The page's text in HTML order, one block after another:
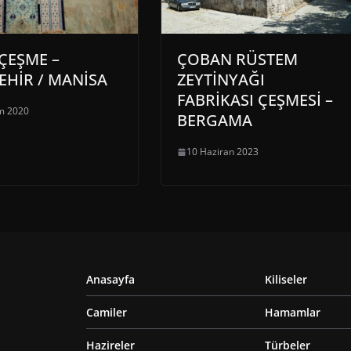
–
/ MANİSA
2020
ÇOBAN RÜSTEM
ZEYTİNYAĞI
FABRİKASI ÇEŞMESİ –
BERGAMA
10 Haziran 2023
Anasayfa
Camiler
Hazireler
Kiliseler
Hamamlar
Türbeler